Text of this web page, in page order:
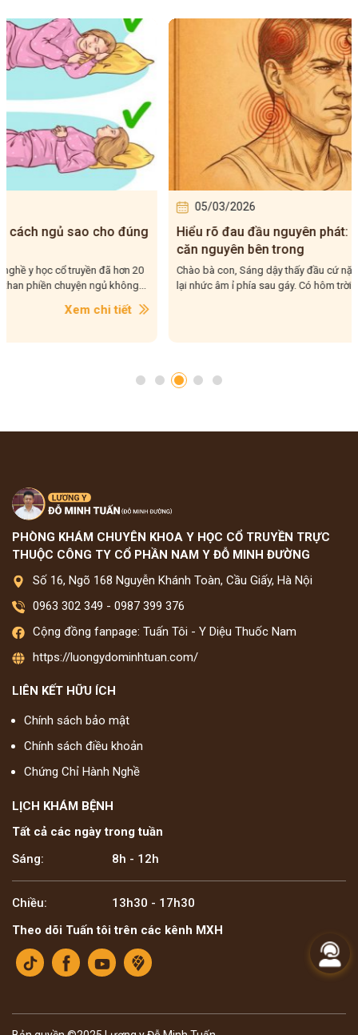
Hiểu rõ đau đầu nguyên phát: nhận diện và
Chào bà con, Sáng dậy thấy đầu cứ nặng trịch, chiều đến
lại nhức âm ỉ phía sau gáy. Có hôm trời đang nắng chang...
Đau
Chào bà
đầu xuất
PHÒNG KHÁM CHUYÊN KHOA Y HỌC CỔ TRUYỀN TRỰC
THUỘC CÔNG TY CỔ PHẦN NAM Y ĐỖ MINH ĐƯỜNG
Số 16, Ngõ 168 Nguyễn Khánh Toàn, Cầu Giấy, Hà Nội
0963 302 349 - 0987 399 376
Cộng đồng fanpage: Tuấn Tôi - Y Diệu Thuốc Nam
https://luongydominhtuan.com/
LIÊN KẾT HỮU ÍCH
Chính sách bảo mật
Chính sách điều khoản
Chứng Chỉ Hành Nghề
LỊCH KHÁM BỆNH
Tất cả các ngày trong tuần
Sáng:
8h - 12h
Chiều:
13h30 - 17h30
Theo dõi Tuấn tôi trên các kênh MXH